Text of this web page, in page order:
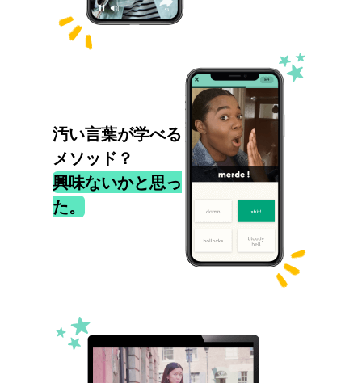
汚い言葉が学べる
メソッド？
興味ないかと思っ
た。